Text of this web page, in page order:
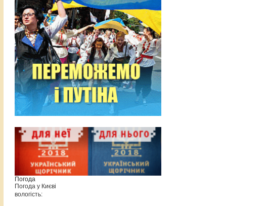
Погода
Погода у Києві
вологість: